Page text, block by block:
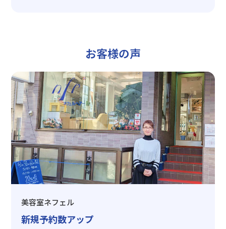
お客様の声
美容室ネフェル
新規予約数アップ